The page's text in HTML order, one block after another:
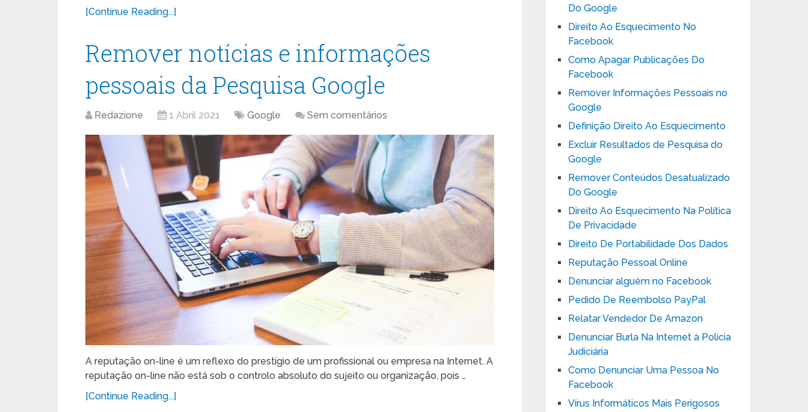
[Continue Reading...]
Remover notícias e informações
pessoais da Pesquisa Google
Redazione 1 Abril 2021 Google Sem comentários
A reputação on-line é um reflexo do prestígio de um profissional ou empresa na Internet. A
reputação on-line não está sob o controlo absoluto do sujeito ou organização, pois …
[Continue Reading...]
Do Google
Direito Ao Esquecimento No
Facebook
Como Apagar Publicações Do
Facebook
Remover Informações Pessoais no
Google
Definição Direito Ao Esquecimento
Excluir Resultados de Pesquisa do
Google
Remover Conteúdos Desatualizado
Do Google
Direito Ao Esquecimento Na Política
De Privacidade
Direito De Portabilidade Dos Dados
Reputação Pessoal Online
Denunciar alguém no Facebook
Pedido De Reembolso PayPal
Relatar Vendedor De Amazon
Denunciar Burla Na Internet à Polícia
Judiciária
Como Denunciar Uma Pessoa No
Facebook
Vírus Informáticos Mais Perigosos